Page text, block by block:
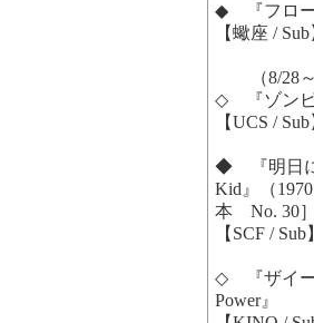
◆ 『フロー
【蠍座 /
（8/28
◇ 『ゾンビ
【UCS /
◆ 『明日に
Kid』（
本 No. 30
【SCF / Sub
◇ 『ザイー
Power』